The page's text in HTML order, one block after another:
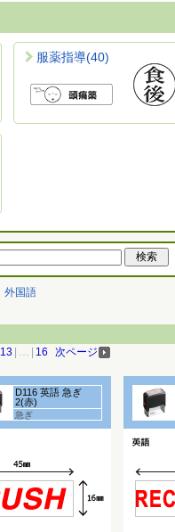
服薬指導(40)
外国語
13 … 16 次ページ
D116 英語 急ぎ
2(赤)
急ぎ